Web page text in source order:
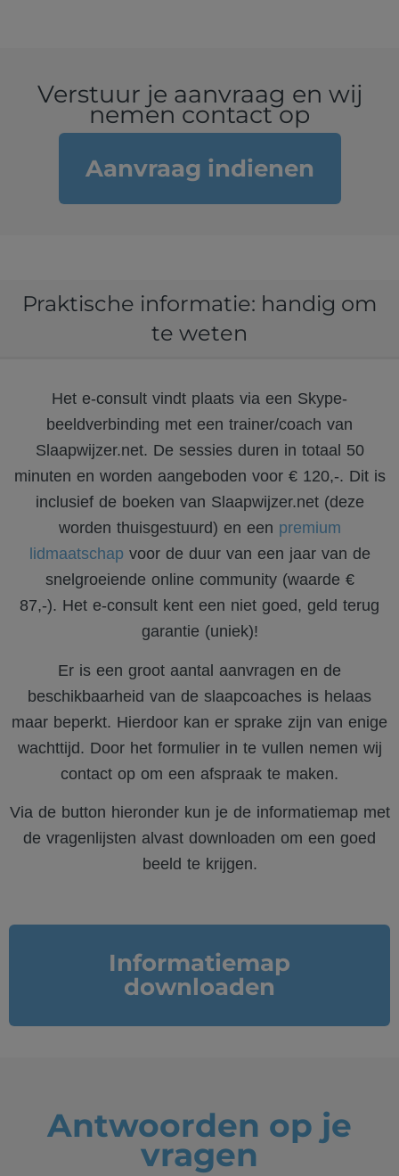
Verstuur je aanvraag en wij
nemen contact op
Aanvraag indienen
Praktische informatie: handig om
te weten
Het e-consult vindt plaats via een Skype-
beeldverbinding met een trainer/coach van
Slaapwijzer.net. De sessies duren in totaal 50
minuten en worden aangeboden voor € 120,-. Dit is
inclusief de boeken van Slaapwijzer.net (deze
worden thuisgestuurd) en een premium
lidmaatschap voor de duur van een jaar van de
snelgroeiende online community (waarde €
87,-). Het e-consult kent een niet goed, geld terug
garantie (uniek)!
Er is een groot aantal aanvragen en de
beschikbaarheid van de slaapcoaches is helaas
maar beperkt. Hierdoor kan er sprake zijn van enige
wachttijd. Door het formulier in te vullen nemen wij
contact op om een afspraak te maken.
Via de button hieronder kun je de informatiemap met
de vragenlijsten alvast downloaden om een goed
beeld te krijgen.
Informatiemap
downloaden
Antwoorden op je
vragen